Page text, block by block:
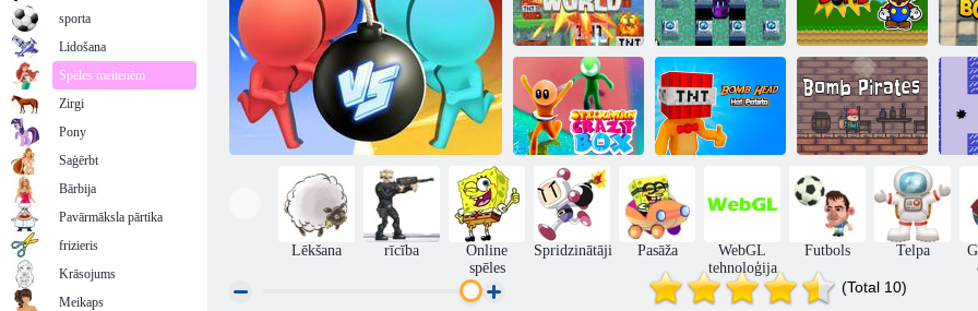
Bloķēt
amatniecības
pasauli
Mini Over spēle
Super Mario
bumba
Stickman trakā
Bumbas galva
Bumbu pirāti
Lēkšana rīcība
Online
spēles
Spridzinātāji Pasāža
WebGL
tehnoloģija
Futbols Telpa
(Total 10)
sporta
Lidošana
Spēles meitenēm
Zirgi
Pony
Saģērbt
Bārbija
Pavārmāksla pārtika
frizieris
Krāsojums
Meikaps